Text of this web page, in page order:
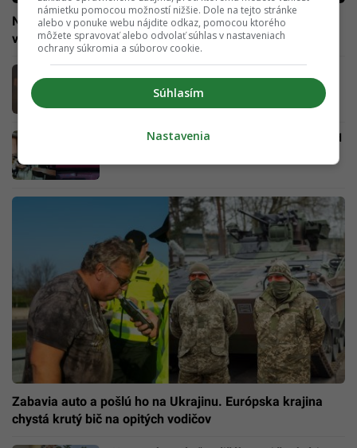
Na Slovensku sa vydáva vodičský preukaz, ktorý je na
väčšinu áut nepoužiteľný
Startitup zisťoval, či platia nové testy pre
Vodičský preukaz môžeš získať zadarmo. Pod
Zabavia auto a pošlú ho na Ukrajinu. Európska krajina
chystá krutý bič na opitých vodičov
námietku pomocou možností nižšie. Dole na tejto stránke
alebo v ponuke webu nájdite odkaz, pomocou ktorého
môžete spravovať alebo odvolať súhlas v nastaveniach
ochrany súkromia a súborov cookie.
Súhlasím
Nastavenia